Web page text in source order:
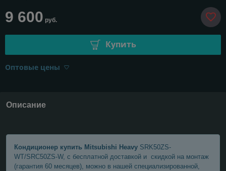
9 600 руб.
Купить
Оптовые цены
Описание
Кондиционер купить Mitsubishi Heavy SRK50ZS-
WТ/SRC50ZS-W, с бесплатной доставкой и скидкой на монтаж
(гарантия 60 месяцев), можно в нашей специализированной,